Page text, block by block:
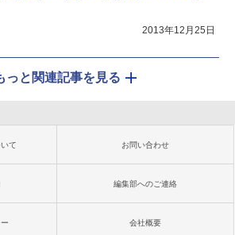
2013年12月25日
っと関連記事を見る
て お問い合わせ
編集部へのご連絡
会社概要